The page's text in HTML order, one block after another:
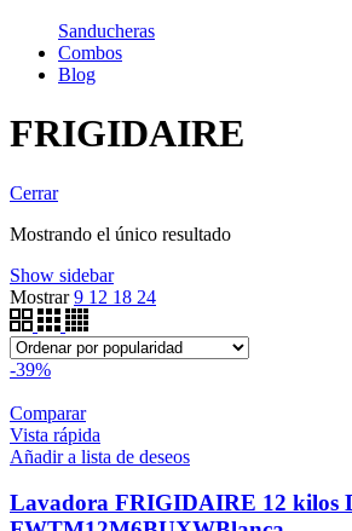
Sanducheras
Combos
Blog
FRIGIDAIRE
Cerrar
Mostrando el único resultado
Show sidebar
Mostrar9 12 18 24
-39%
Comparar
Vista rápida
Añadir a lista de deseos
Lavadora FRIGIDAIRE 12 kilos